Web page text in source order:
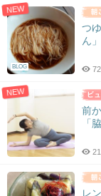
NEW
BLOG
つ
ん
NEW
前
「
レ